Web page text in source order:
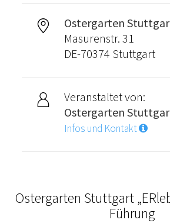
Ostergarten
Masurenstr. 31
DE-70374 Stuttgart
Veranstaltet von:
Ostergarten
Infos und Kontakt
Ostergarten Stuttgart
Führung